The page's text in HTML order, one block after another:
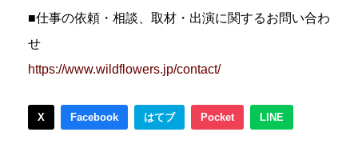
■仕事の依頼・相談、取材・出演に関するお問い合わ
せ
https://www.wildflowers.jp/contact/
X Facebook はてブ Pocket LINE